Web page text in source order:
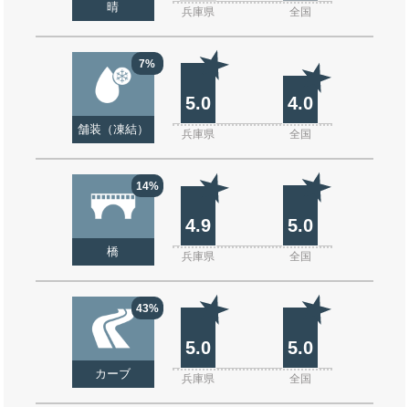
晴 兵庫県 全国
7%
舗装（凍結）
5.0 4.0
兵庫県 全国
14%
橋
4.9 5.0
兵庫県 全国
43%
カーブ
5.0 5.0
兵庫県 全国